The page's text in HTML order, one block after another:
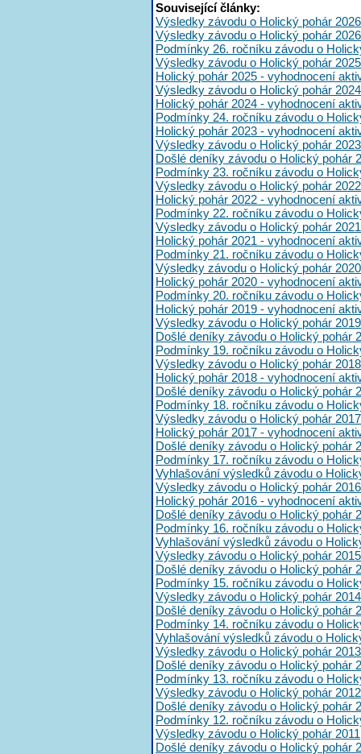
Související články:
Výsledky závodu o Holický pohár
Výsledky závodu o Holický pohár 2026
Podmínky 26. ročníku závodu o
Výsledky závodu o Holický pohár 2025
Holický pohár 2025 - vyhodnocení
Výsledky závodu o Holický pohár 2024
Holický pohár 2024 - vyhodnocení
Podmínky 24. ročníku závodu o
Holický pohár 2023 - vyhodnocení
Výsledky závodu o Holický pohár 2023
Došlé deníky závodu o Holický pohár
Podmínky 23. ročníku závodu o
Výsledky závodu o Holický pohár 2022
Holický pohár 2022 - vyhodnocení
Podmínky 22. ročníku závodu o
Výsledky závodu o Holický pohár 2021
Holický pohár 2021 - vyhodnocení
Podmínky 21. ročníku závodu o
Výsledky závodu o Holický pohár 2020
Holický pohár 2020 - vyhodnocení
Podmínky 20. ročníku závodu o
Holický pohár 2019 - vyhodnocení
Výsledky závodu o Holický pohár 2019
Došlé deníky závodu o Holický pohár
Podmínky 19. ročníku závodu o
Výsledky závodu o Holický pohár 2018
Holický pohár 2018 - vyhodnocení
Došlé deníky závodu o Holický pohár
Podmínky 18. ročníku závodu o
Výsledky závodu o Holický pohár 2017
Holický pohár 2017 - vyhodnocení
Došlé deníky závodu o Holický pohár
Podmínky 17. ročníku závodu o
Vyhlašování výsledků závodu o
Výsledky závodu o Holický pohár 2016
Holický pohár 2016 - vyhodnocení
Došlé deníky závodu o Holický pohár
Podmínky 16. ročníku závodu o
Vyhlašování výsledků závodu o
Výsledky závodu o Holický pohár 2015
Došlé deníky závodu o Holický pohár
Podmínky 15. ročníku závodu o
Výsledky závodu o Holický pohár 2014
Došlé deníky závodu o Holický pohár
Podmínky 14. ročníku závodu o
Vyhlašování výsledků závodu o
Výsledky závodu o Holický pohár 2013
Došlé deníky závodu o Holický pohár
Podmínky 13. ročníku závodu o
Výsledky závodu o Holický pohár 2012
Došlé deníky závodu o Holický pohár
Podmínky 12. ročníku závodu o
Výsledky závodu o Holický pohár 2011
Došlé deníky závodu o Holický pohár